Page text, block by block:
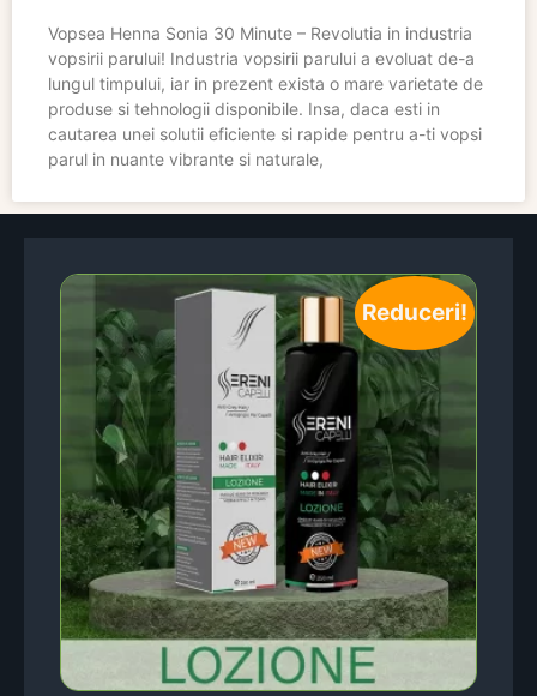
Vopsea Henna Sonia 30 Minute – Revolutia in industria
vopsirii parului! Industria vopsirii parului a evoluat de-a
lungul timpului, iar in prezent exista o mare varietate de
produse si tehnologii disponibile. Insa, daca esti in
cautarea unei solutii eficiente si rapide pentru a-ti vopsi
parul in nuante vibrante si naturale,
Reduceri!